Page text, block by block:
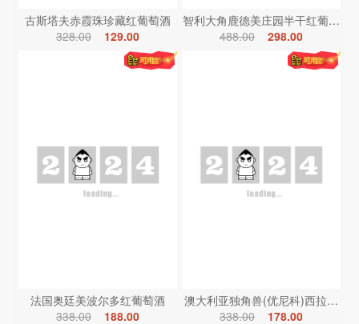
古斯塔夫赤霞珠珍藏红葡萄酒
328.00
129.00
智利大角鹿德美庄园半干红葡萄酒
488.00
298.00
法国奥廷美波尔多红葡萄酒
338.00
188.00
澳大利亚独角兽(优尼科)西拉红葡
338.00
178.00